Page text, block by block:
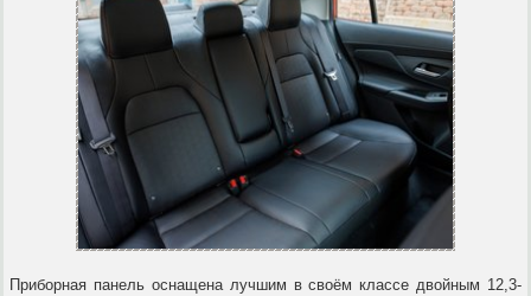
Приборная панель оснащена лучшим в своём классе двойным 12,3-